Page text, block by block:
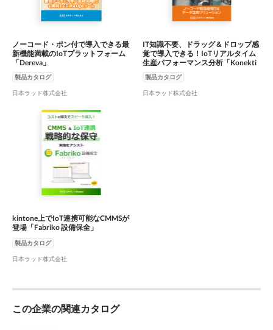
ノーコード・ポン付で導入できる最
新機能満載のIoTプラットフォーム
「Dereva」
製品カタログ
日本ラッド株式会社
IT知識不要、ドラッグ＆ドロップ感
覚で導入できる！IoTリアルタイム
生産パフォーマンス分析「Konekti
EX」
製品カタログ
日本ラッド株式会社
kintone上でIoT連携可能なCMMSが
登場「Fabriko 設備保全」
製品カタログ
日本ラッド株式会社
この企業の関連カタログ